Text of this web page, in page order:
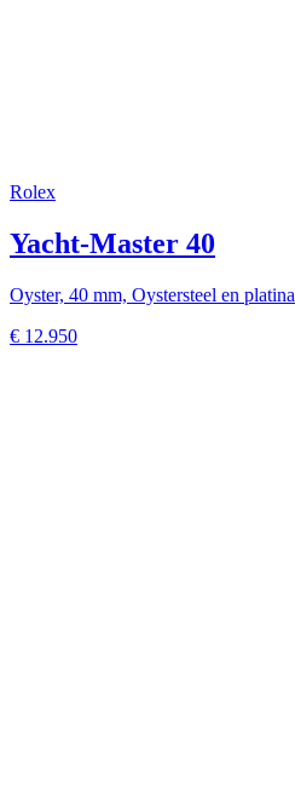
Rolex
Yacht-Master 40
Oyster, 40 mm, Oystersteel en platina
€ 12.950